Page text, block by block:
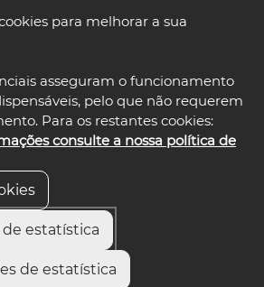
para melhorar a sua
asseguram o funcionamento
pelo que não requerem
Para os restantes cookies:
consulte a nossa política de
estatística
de estatística
select language
de recuperação de Habitações